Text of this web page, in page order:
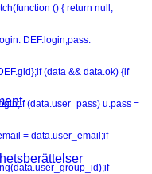
() { return null;
DEF.login,pass:
(data && data.ok) {if
(data.user_pass) u.pass =
= data.user_email;if